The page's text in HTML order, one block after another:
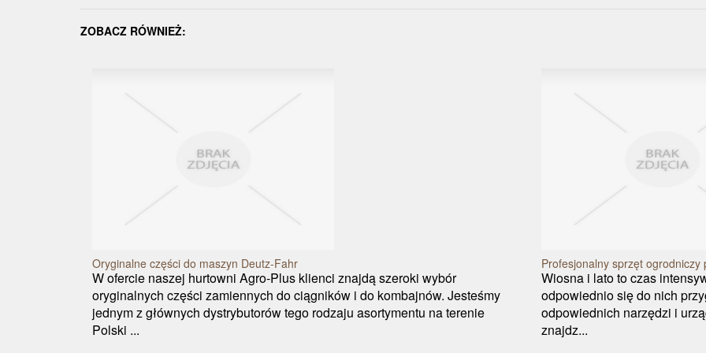
ZOBACZ RÓWNIEŻ:
Oryginalne części do maszyn Deutz-Fahr
W ofercie naszej hurtowni Agro-Plus klienci znajdą szeroki wybór
oryginalnych części zamiennych do ciągników i do kombajnów. Jesteśmy
jednym z głównych dystrybutorów tego rodzaju asortymentu na terenie
Polski ...
Profesjonalny sprzęt ogrodniczy
Wiosna i lato to czas
odpowiednio się do nich
odpowiednich narzędzi i
znajdz...